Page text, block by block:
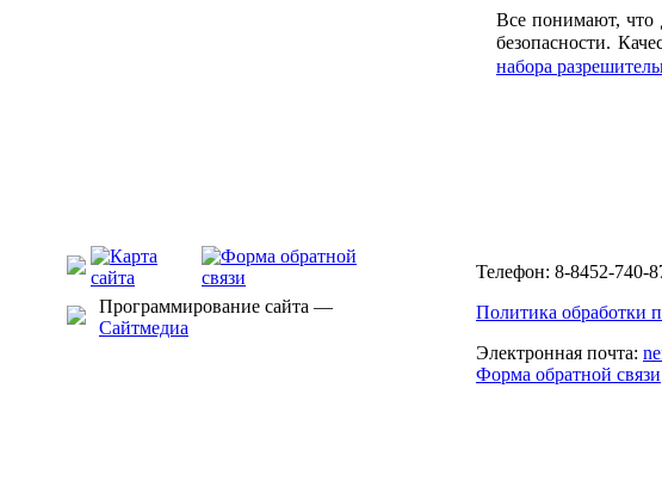
Все понимают, что
безопасности.
набора
Программирование сайта —
Сайтмедиа
Телефон: 8-8452-740-
Политика обработки
Электронная почта:
Форма обратной связи